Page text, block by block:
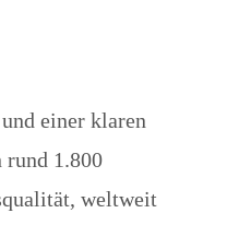
einer klaren
1.800
weltweit